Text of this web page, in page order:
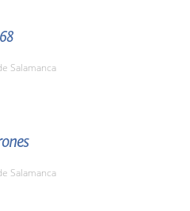
Salamanca
Salamanca